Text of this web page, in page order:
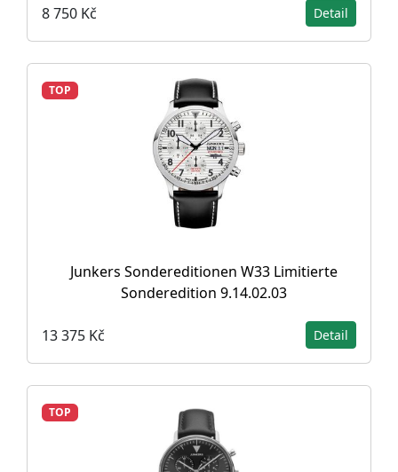
8 750 Kč Detail
TOP
Junkers Sondereditionen W33 Limitierte
Sonderedition 9.14.02.03
13 375 Kč Detail
TOP